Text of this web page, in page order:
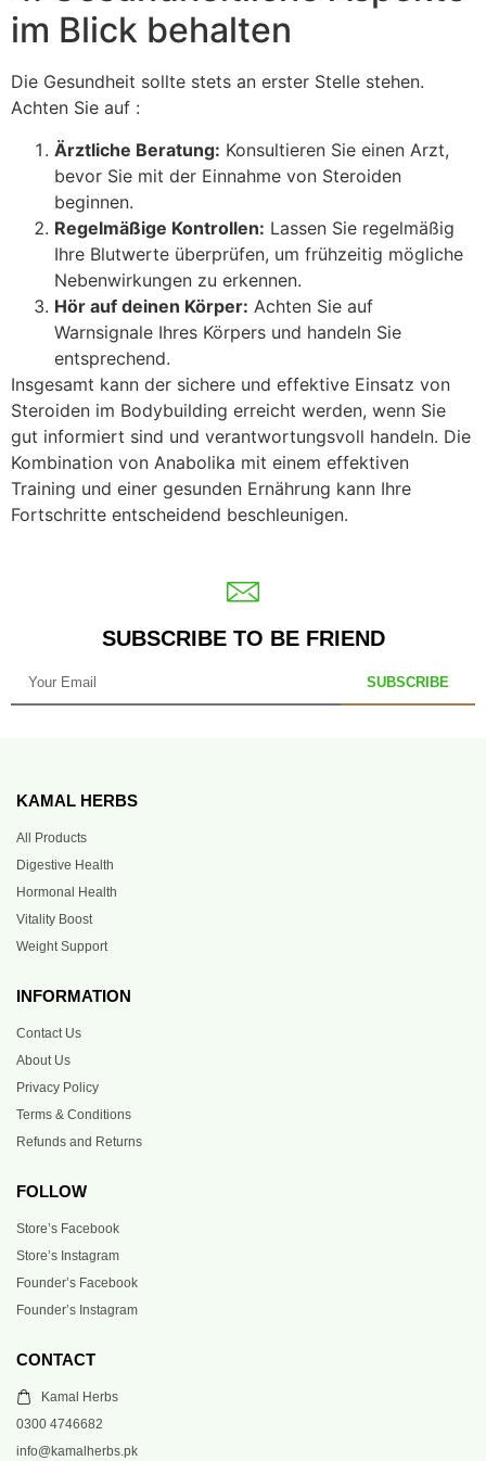
im Blick behalten
Die Gesundheit sollte stets an erster Stelle stehen.
Achten Sie auf :
Ärztliche Beratung: Konsultieren Sie einen Arzt,
bevor Sie mit der Einnahme von Steroiden
beginnen.
Regelmäßige Kontrollen: Lassen Sie regelmäßig
Ihre Blutwerte überprüfen, um frühzeitig mögliche
Nebenwirkungen zu erkennen.
Hör auf deinen Körper: Achten Sie auf
Warnsignale Ihres Körpers und handeln Sie
entsprechend.
Insgesamt kann der sichere und effektive Einsatz von
Steroiden im Bodybuilding erreicht werden, wenn Sie
gut informiert sind und verantwortungsvoll handeln. Die
Kombination von Anabolika mit einem effektiven
Training und einer gesunden Ernährung kann Ihre
Fortschritte entscheidend beschleunigen.
SUBSCRIBE TO BE FRIEND
SUBSCRIBE
KAMAL HERBS
All Products
Digestive Health
Hormonal Health
Vitality Boost
Weight Support
INFORMATION
Contact Us
About Us
Privacy Policy
Terms & Conditions
Refunds and Returns
FOLLOW
Store’s Facebook
Store’s Instagram
Founder’s Facebook
Founder’s Instagram
CONTACT
Kamal Herbs
0300 4746682
info@kamalherbs.pk